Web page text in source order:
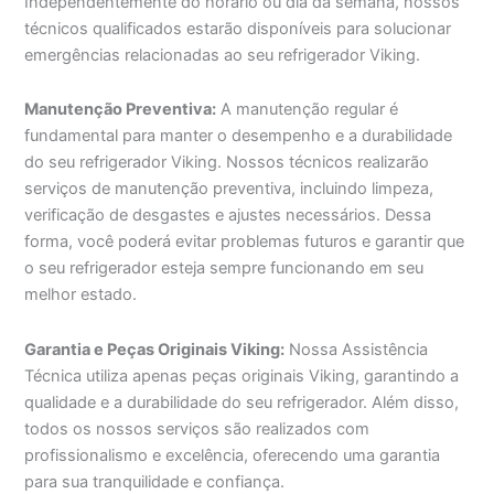
técnicos qualificados estarão disponíveis para solucionar
emergências relacionadas ao seu refrigerador Viking.
Manutenção Preventiva: A manutenção regular é
fundamental para manter o desempenho e a durabilidade
do seu refrigerador Viking. Nossos técnicos realizarão
serviços de manutenção preventiva, incluindo limpeza,
verificação de desgastes e ajustes necessários. Dessa
forma, você poderá evitar problemas futuros e garantir que
o seu refrigerador esteja sempre funcionando em seu
melhor estado.
Garantia e Peças Originais Viking: Nossa Assistência
Técnica utiliza apenas peças originais Viking, garantindo a
qualidade e a durabilidade do seu refrigerador. Além disso,
todos os nossos serviços são realizados com
profissionalismo e excelência, oferecendo uma garantia
para sua tranquilidade e confiança.